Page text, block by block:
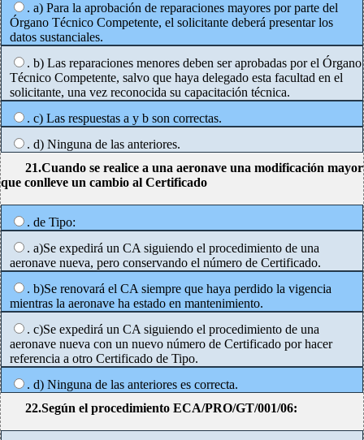
. a) Para la aprobación de reparaciones mayores por parte del
Órgano Técnico Competente, el solicitante deberá presentar los
datos sustanciales.
. b) Las reparaciones menores deben ser aprobadas por el Órgano
Técnico Competente, salvo que haya delegado esta facultad en el
solicitante, una vez reconocida su capacitación técnica.
. c) Las respuestas a y b son correctas.
. d) Ninguna de las anteriores.
21.Cuando se realice a una aeronave una modificación mayor
que conlleve un cambio al Certificado
. de Tipo:
. a)Se expedirá un CA siguiendo el procedimiento de una
aeronave nueva, pero conservando el número de Certificado.
. b)Se renovará el CA siempre que haya perdido la vigencia
mientras la aeronave ha estado en mantenimiento.
. c)Se expedirá un CA siguiendo el procedimiento de una
aeronave nueva con un nuevo número de Certificado por hacer
referencia a otro Certificado de Tipo.
. d) Ninguna de las anteriores es correcta.
22.Según el procedimiento ECA/PRO/GT/001/06: